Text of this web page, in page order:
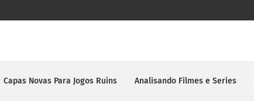
Capas Novas Para Jogos Ruins Analisando Filmes e Series